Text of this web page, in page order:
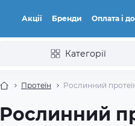
Акції Бренди Оплата і
Категорії
Протеїн Рослинний
Рослинний